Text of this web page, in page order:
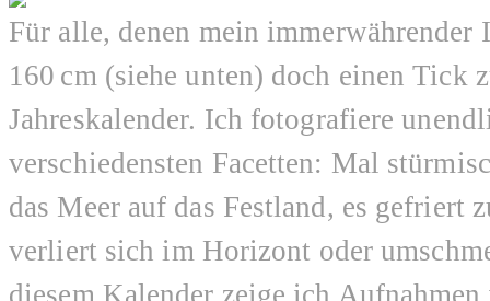
Für alle, denen mein
160 cm (siehe unten) doch einen Tick
Jahreskalender. Ich fotografiere
verschiedensten Facetten: Mal
das Meer auf das Festland, es gefriert
verliert sich im Horizont oder
diesem Kalender zeige ich